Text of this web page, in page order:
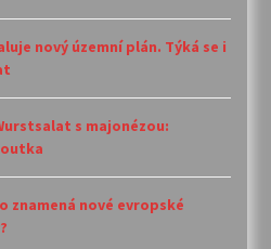
nový územní plán. Týká se i
s majonézou:
znamená nové evropské